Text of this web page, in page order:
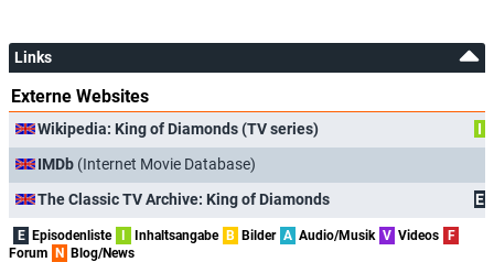
Links
Externe Websites
Wikipedia: King of Diamonds (TV series)
I
IMDb (Internet Movie Database)
The Classic TV Archive: King of Diamonds
E
E Episodenliste I Inhaltsangabe B Bilder A Audio/Musik V Videos F
Forum N Blog/News